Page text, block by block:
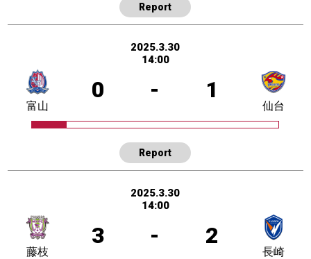
Report
2025.3.30
14:00
0 - 1
富山 仙台
Report
2025.3.30
14:00
3 - 2
藤枝 長崎